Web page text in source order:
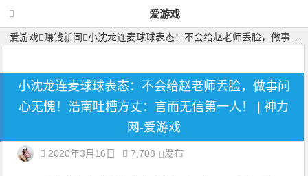
爱游戏
爱游戏 赚钱新闻 小沈龙连麦球球表态：不会给赵老师丢脸，做事问心无愧！浩南吐槽方丈：言而无信第一人！
小沈龙连麦球球表态：不会给赵老师丢脸，做事问
心无愧！浩南吐槽方丈：言而无信第一人！ | 神力
网-爱游戏
2020年3月16日 7,708 发布